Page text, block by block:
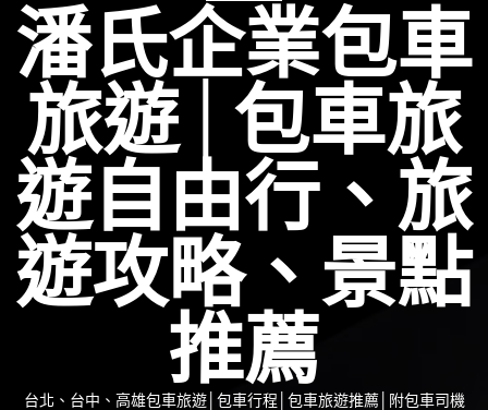
潘氏企業包車
旅遊│包車旅
遊自由行、旅
遊攻略、景點
推薦
台北、台中、高雄包車旅遊│包車行程│包車旅遊推薦│附包車司機